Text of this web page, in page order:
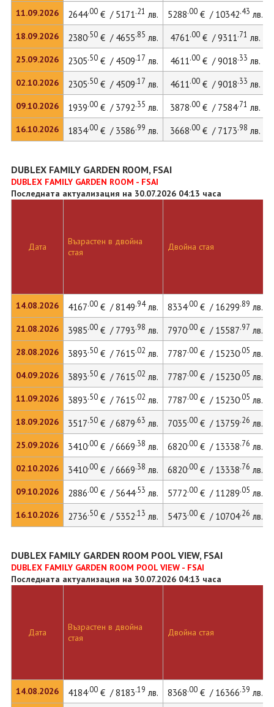
11.09.2026
18.09.2026
25.09.2026
02.10.2026
09.10.2026
16.10.2026
2644.00€ / 5171.21 лв. 5288.00€ / 10342.43 лв.
2380.50€ / 4655.85 лв. 4761.00€ / 9311.71 лв.
2305.50€ / 4509.17 лв. 4611.00€ / 9018.33 лв.
2305.50€ / 4509.17 лв. 4611.00€ / 9018.33 лв.
1939.00€ / 3792.35 лв. 3878.00€ / 7584.71 лв.
1834.00€ / 3586.99 лв. 3668.00€ / 7173.98 лв.
DUBLEX FAMILY GARDEN ROOM, FSAI
DUBLEX FAMILY GARDEN ROOM - FSAI
Последната актуализация на 30.07.2026 04:13 часа
Дата
14.08.2026
21.08.2026
28.08.2026
04.09.2026
11.09.2026
18.09.2026
25.09.2026
02.10.2026
09.10.2026
16.10.2026
Възрастен в двойна
стая
Двойна стая
4167.00€ / 8149.94лв. 8334.00€ / 16299.89 лв.
3985.00€ / 7793.98 лв. 7970.00€ / 15587.97 лв.
3893.50€ / 7615.02 лв. 7787.00€ / 15230.05 лв.
3893.50€ / 7615.02 лв. 7787.00€ / 15230.05 лв.
3893.50€ / 7615.02 лв. 7787.00€ / 15230.05 лв.
3517.50€ / 6879.63 лв. 7035.00€ / 13759.26 лв.
3410.00€ / 6669.38 лв. 6820.00€ / 13338.76 лв.
3410.00€ / 6669.38 лв. 6820.00€ / 13338.76 лв.
2886.00€ / 5644.53 лв. 5772.00€ / 11289.05 лв.
2736.50€ / 5352.13 лв. 5473.00€ / 10704.26 лв.
DUBLEX FAMILY GARDEN ROOM POOL VIEW, FSAI
DUBLEX FAMILY GARDEN ROOM POOL VIEW - FSAI
Последната актуализация на 30.07.2026 04:13 часа
Дата
14.08.2026
Възрастен в двойна
стая
Двойна стая
4184.00€ / 8183.19 лв. 8368.00€ / 16366.39 лв.